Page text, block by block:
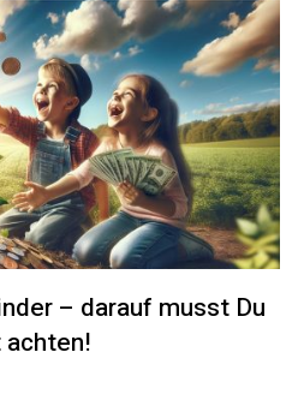
– darauf musst Du